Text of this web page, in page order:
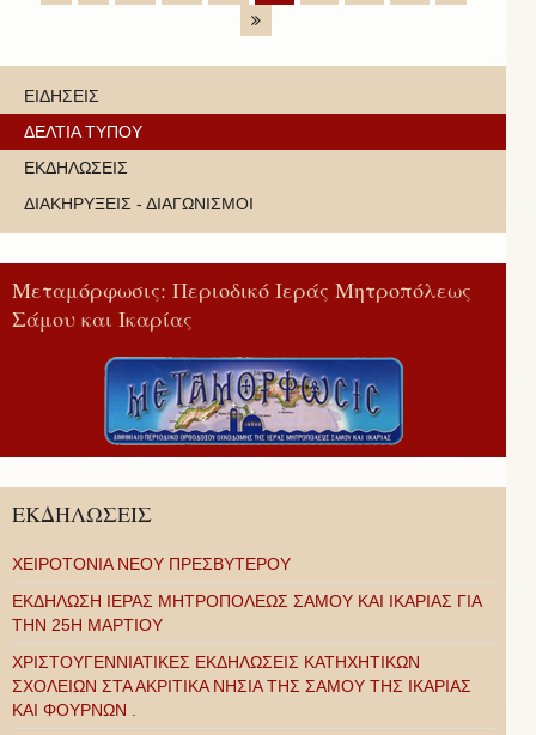
ΕΙΔΗΣΕΙΣ
ΔΕΛΤΙΑ ΤΥΠΟΥ
ΕΚΔΗΛΩΣΕΙΣ
ΔΙΑΚΗΡΥΞΕΙΣ - ΔΙΑΓΩΝΙΣΜΟΙ
Μεταμόρφωσις: Περιοδικό Ιεράς Μητροπόλεως
Σάμου και Ικαρίας
ΕΚΔΗΛΩΣΕΙΣ
ΧΕΙΡΟΤΟΝΙΑ ΝΕΟΥ ΠΡΕΣΒΥΤΕΡΟΥ
ΕΚΔΗΛΩΣΗ ΙΕΡΑΣ ΜΗΤΡΟΠΟΛΕΩΣ ΣΑΜΟΥ ΚΑΙ ΙΚΑΡΙΑΣ ΓΙΑ
ΤΗΝ 25Η ΜΑΡΤΙΟΥ
ΧΡΙΣΤΟΥΓΕΝΝΙΑΤΙΚΕΣ ΕΚΔΗΛΩΣΕΙΣ ΚΑΤΗΧΗΤΙΚΩΝ
ΣΧΟΛΕΙΩΝ ΣΤΑ ΑΚΡΙΤΙΚΑ ΝΗΣΙΑ ΤΗΣ ΣΑΜΟΥ ΤΗΣ ΙΚΑΡΙΑΣ
ΚΑΙ ΦΟΥΡΝΩΝ .